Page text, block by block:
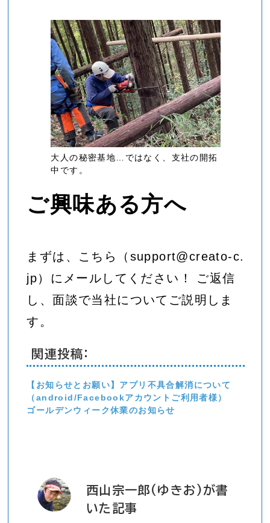
大人の秘密基地…ではなく、支社の開拓
中です。
ご興味ある方へ
まずは、こちら（support@creato-c.
jp）にメールしてください！ ご返信
し、面談で当社についてご説明しま
す。
関連投稿:
【お知らせとお願い】アプリ不具合解消について
（android/Facebookアカウントご利用者様）
ゴールデンウィーク休業のお知らせ
西山宗一郎(ゆきお)が書
いた記事